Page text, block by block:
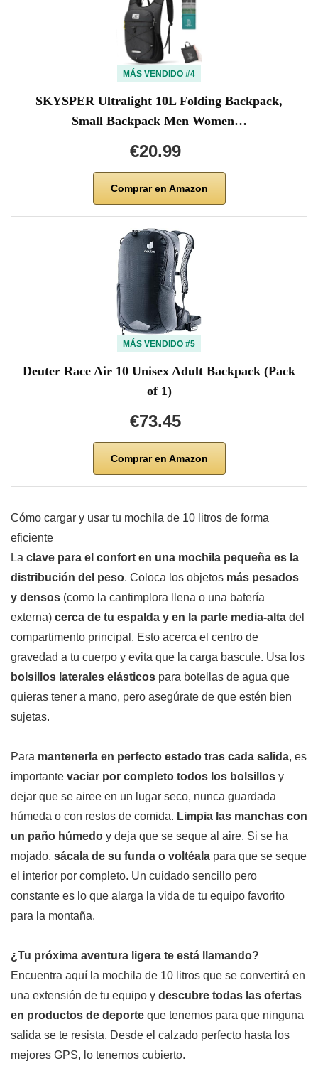
MÁS VENDIDO #4
SKYSPER Ultralight 10L Folding Backpack,
Small Backpack Men Women…
€20.99
Comprar en Amazon
MÁS VENDIDO #5
Deuter Race Air 10 Unisex Adult Backpack (Pack
of 1)
€73.45
Comprar en Amazon
Cómo cargar y usar tu mochila de 10 litros de forma
eficiente
La clave para el confort en una mochila pequeña es la
distribución del peso. Coloca los objetos más pesados
y densos (como la cantimplora llena o una batería
externa) cerca de tu espalda y en la parte media-alta del
compartimento principal. Esto acerca el centro de
gravedad a tu cuerpo y evita que la carga bascule. Usa los
bolsillos laterales elásticos para botellas de agua que
quieras tener a mano, pero asegúrate de que estén bien
sujetas.
Para mantenerla en perfecto estado tras cada salida, es
importante vaciar por completo todos los bolsillos y
dejar que se airee en un lugar seco, nunca guardada
húmeda o con restos de comida. Limpia las manchas con
un paño húmedo y deja que se seque al aire. Si se ha
mojado, sácala de su funda o voltéala para que se seque
el interior por completo. Un cuidado sencillo pero
constante es lo que alarga la vida de tu equipo favorito
para la montaña.
¿Tu próxima aventura ligera te está llamando?
Encuentra aquí la mochila de 10 litros que se convertirá en
una extensión de tu equipo y descubre todas las ofertas
en productos de deporte que tenemos para que ninguna
salida se te resista. Desde el calzado perfecto hasta los
mejores GPS, lo tenemos cubierto.